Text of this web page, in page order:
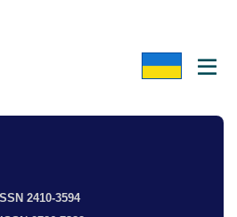
ISSN 2410-3594